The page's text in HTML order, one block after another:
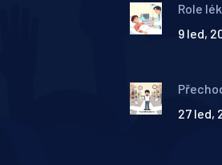
Role
život
9 led,
27 led,